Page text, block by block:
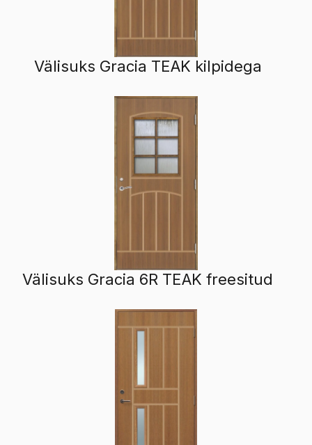
Välisuks Gracia TEAK kilpidega
Välisuks Gracia 6R TEAK freesitud